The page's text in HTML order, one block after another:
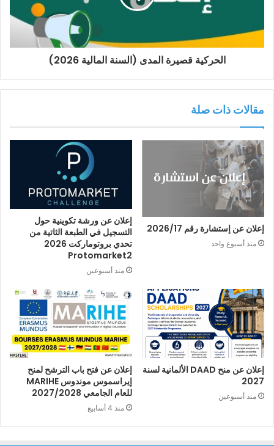
الحركية قصيرة المدى (السنة المالية 2026)
مقالات ذات صلة
إعلان عن إستشارة رقم 2026/17
منذ أسبوع واحد
إعلان عن ورشة تكوينية حول
التسجيل في الطبعة الثاتية من
تحدي بروتوماركت 2026
Protomarket2
منذ أسبوعين
إعلان عن منح DAAD الألمانية لسنة
2027
منذ أسبوعين
إعلان عن فتح باب الترشح لمنح
إيراسموس موندوس MARIHE
للعام الجامعي 2027/2028
منذ 4 أسابيع